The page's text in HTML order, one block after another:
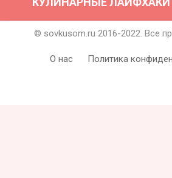
© sovkusom.ru 2016-2022. Все
О нас Политика